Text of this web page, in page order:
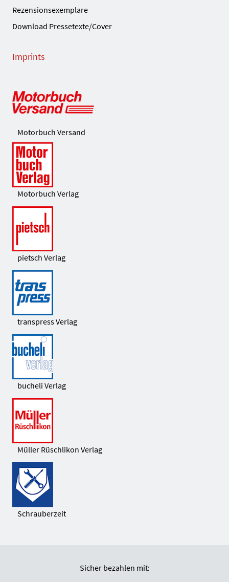
Rezensionsexemplare
Download Pressetexte/Cover
Imprints
Motorbuch Versand
Motorbuch Verlag
pietsch Verlag
transpress Verlag
bucheli Verlag
Müller Rüschlikon Verlag
Schrauberzeit
Sicher bezahlen mit: